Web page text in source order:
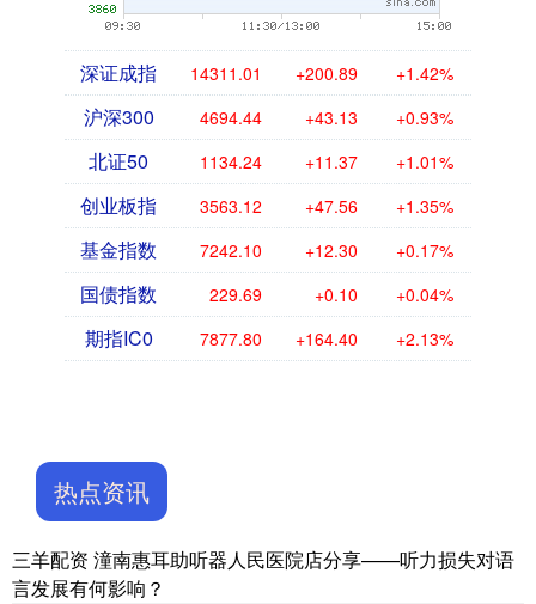
深证成指 14311.01 +200.89 +1.42%
沪深300 4694.44 +43.13 +0.93%
北证50 1134.24 +11.37 +1.01%
创业板指 3563.12 +47.56 +1.35%
基金指数 7242.10 +12.30 +0.17%
国债指数 229.69 +0.10 +0.04%
期指IC0 7877.80 +164.40 +2.13%
热点资讯
三羊配资 潼南惠耳助听器人民医院店分享——听力损失对语
言发展有何影响？